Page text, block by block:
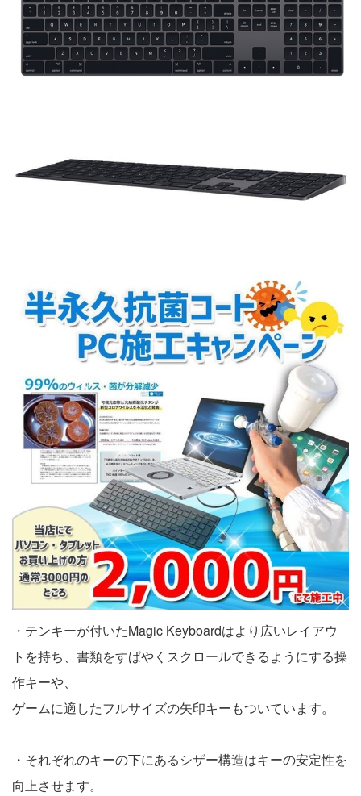
・テンキーが付いたMagic Keyboardはより広いレイアウ
トを持ち、書類をすばやくスクロールできるようにする操
作キーや、
ゲームに適したフルサイズの矢印キーもついています。
・それぞれのキーの下にあるシザー構造はキーの安定性を
向上させます。